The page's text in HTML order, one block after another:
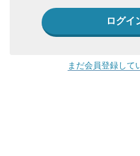
まだ会員登録して